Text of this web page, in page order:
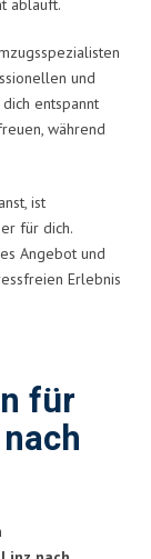
abläuft.
und
entspannt
während
ist
für dich.
Angebot und
Erlebnis
für